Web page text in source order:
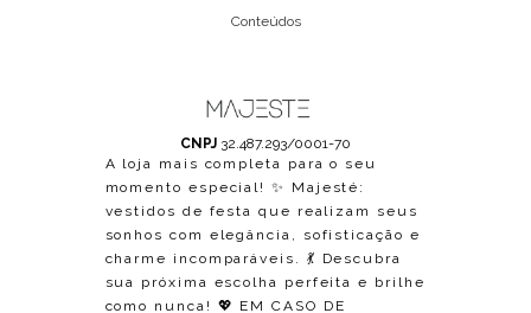
Conteúdos
CNPJ 32.487.293/0001-70
A loja mais completa para o seu
momento especial! ✨ Majesté:
vestidos de festa que realizam seus
sonhos com elegância, sofisticação e
charme incomparáveis. 💃 Descubra
sua próxima escolha perfeita e brilhe
como nunca! 💖 EM CASO DE